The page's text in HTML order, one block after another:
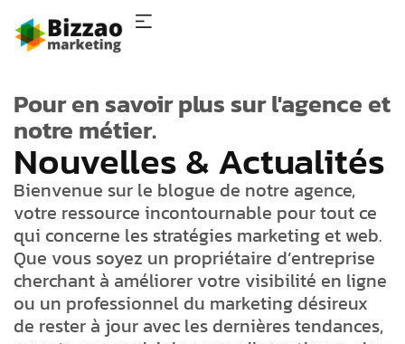
Pour en savoir plus sur l'agence et
notre métier.
Nouvelles & Actualités
Bienvenue sur le blogue de notre agence,
votre ressource incontournable pour tout ce
qui concerne les stratégies marketing et web.
Que vous soyez un propriétaire d’entreprise
cherchant à améliorer votre visibilité en ligne
ou un professionnel du marketing désireux
de rester à jour avec les dernières tendances,